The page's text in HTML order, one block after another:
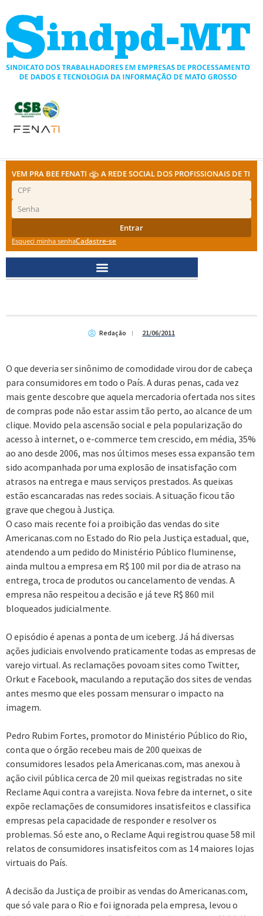
para
conteúdo
VEM PRA BEE FENATI A REDE SOCIAL DOS PROFISSIONAIS DE TI
Entrar
Esqueci minha senhaCadastre-se
Redação 21/06/2011
O que deveria ser sinônimo de comodidade virou dor de cabeça
para consumidores em todo o País. A duras penas, cada vez
mais gente descobre que aquela mercadoria ofertada nos sites
de compras pode não estar assim tão perto, ao alcance de um
clique. Movido pela ascensão social e pela popularização do
acesso à internet, o e-commerce tem crescido, em média, 35%
ao ano desde 2006, mas nos últimos meses essa expansão tem
sido acompanhada por uma explosão de insatisfação com
atrasos na entrega e maus serviços prestados. As queixas
estão escancaradas nas redes sociais. A situação ficou tão
grave que chegou à Justiça.
O caso mais recente foi a proibição das vendas do site
Americanas.com no Estado do Rio pela Justiça estadual, que,
atendendo a um pedido do Ministério Público fluminense,
ainda multou a empresa em R$ 100 mil por dia de atraso na
entrega, troca de produtos ou cancelamento de vendas. A
empresa não respeitou a decisão e já teve R$ 860 mil
bloqueados judicialmente.
O episódio é apenas a ponta de um iceberg. Já há diversas
ações judiciais envolvendo praticamente todas as empresas de
varejo virtual. As reclamações povoam sites como Twitter,
Orkut e Facebook, maculando a reputação dos sites de vendas
antes mesmo que eles possam mensurar o impacto na
imagem.
Pedro Rubim Fortes, promotor do Ministério Público do Rio,
conta que o órgão recebeu mais de 200 queixas de
consumidores lesados pela Americanas.com, mas anexou à
ação civil pública cerca de 20 mil queixas registradas no site
Reclame Aqui contra a varejista. Nova febre da internet, o site
expõe reclamações de consumidores insatisfeitos e classifica
empresas pela capacidade de responder e resolver os
problemas. Só este ano, o Reclame Aqui registrou quase 58 mil
relatos de consumidores insatisfeitos com as 14 maiores lojas
virtuais do País.
A decisão da Justiça de proibir as vendas do Americanas.com,
que só vale para o Rio e foi ignorada pela empresa, levou o